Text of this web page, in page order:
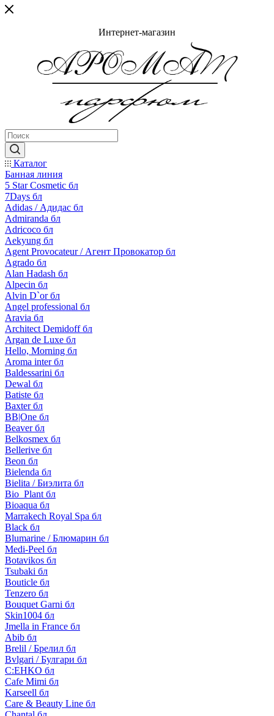
Интернет-магазин
Каталог
Банная линия
5 Star Cosmetic бл
7Days бл
Adidas / Адидас бл
Admiranda бл
Adricoco бл
Aekyung бл
Agent Provocateur / Агент Провокатор бл
Agrado бл
Alan Hadash бл
Alpecin бл
Alvin D`or бл
Angel professional бл
Aravia бл
Architect Demidoff бл
Argan de Luxe бл
Hello, Morning бл
Aroma inter бл
Baldessarini бл
Dewal бл
Batiste бл
Baxter бл
BB|One бл
Beaver бл
Belkosmex бл
Bellerive бл
Beon бл
Bielenda бл
Bielita / Биэлита бл
Bio_Plant бл
Bioaqua бл
Marrakech Royal Spa бл
Black бл
Blumarine / Блюмарин бл
Medi-Peel бл
Botavikos бл
Tsubaki бл
Bouticle бл
Tenzero бл
Bouquet Garni бл
Skin1004 бл
Jmella in France бл
Abib бл
Brelil / Брелил бл
Bvlgari / Булгари бл
C:EHKO бл
Cafe Mimi бл
Karseell бл
Care & Beauty Line бл